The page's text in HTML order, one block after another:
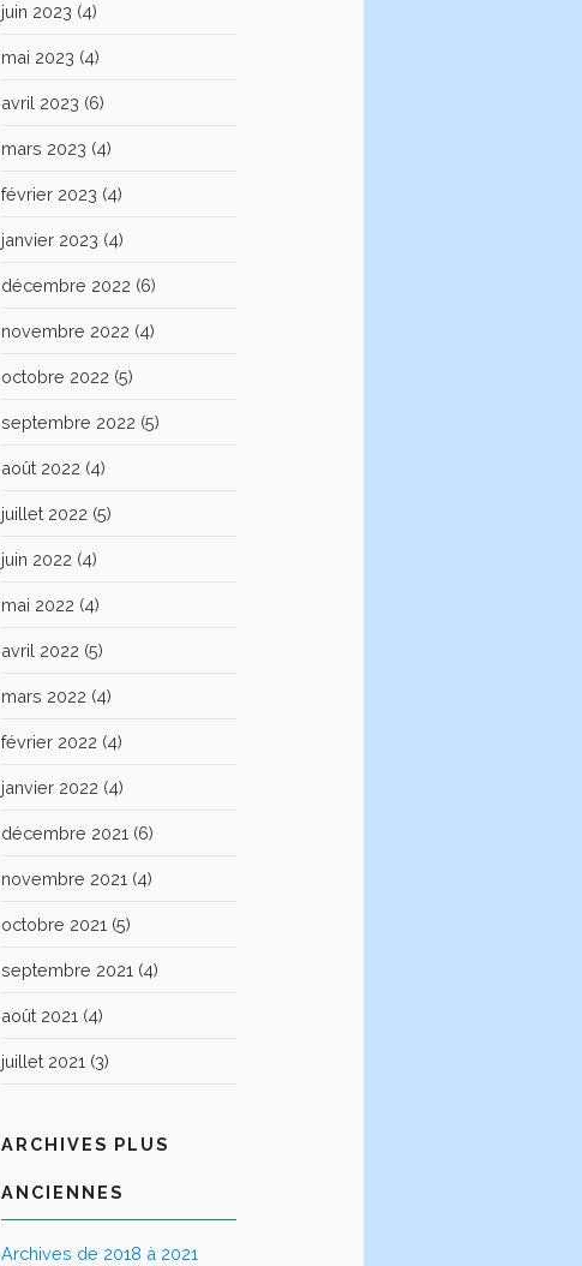
juin 2023 (4)
mai 2023 (4)
avril 2023 (6)
mars 2023 (4)
février 2023 (4)
janvier 2023 (4)
décembre 2022 (6)
novembre 2022 (4)
octobre 2022 (5)
septembre 2022 (5)
août 2022 (4)
juillet 2022 (5)
juin 2022 (4)
mai 2022 (4)
avril 2022 (5)
mars 2022 (4)
février 2022 (4)
janvier 2022 (4)
décembre 2021 (6)
novembre 2021 (4)
octobre 2021 (5)
septembre 2021 (4)
août 2021 (4)
juillet 2021 (3)
ARCHIVES PLUS
ANCIENNES
Archives de 2018 à 2021